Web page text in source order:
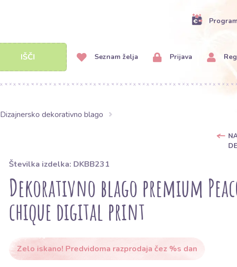
IŠČI Seznam želja Prijava
Dizajnersko dekorativno blago
Številka izdelka: DKBB231
Dekorativno blago premium
chique digital print
Zelo iskano! Predvidoma razprodaja čez %s dan